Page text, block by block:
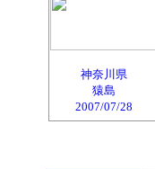
神奈川県
猿島
2007/07/28